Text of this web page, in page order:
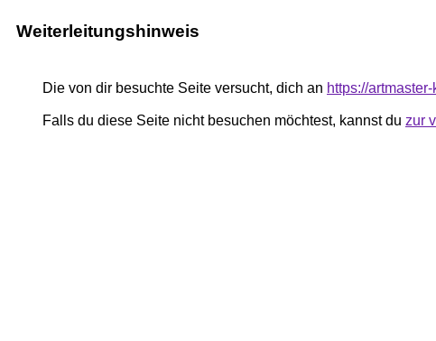
Weiterleitungshinweis
Die von dir besuchte Seite versucht, dich an https://
Falls du diese Seite nicht besuchen möchtest, kannst du zur